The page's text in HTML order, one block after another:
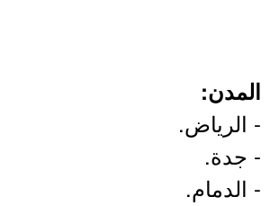
المدن:
- الرياض.
- جدة.
- الدمام.